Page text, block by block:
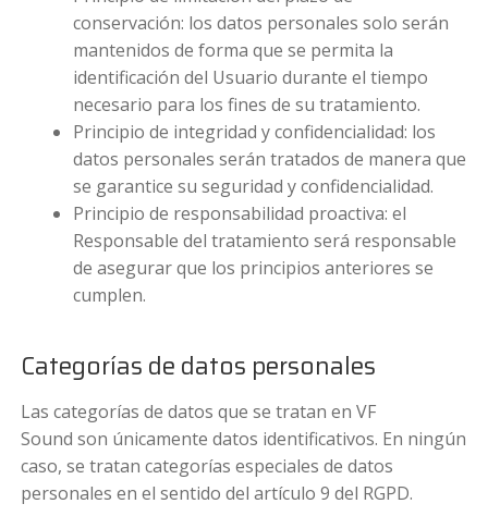
conservación: los datos personales solo serán
mantenidos de forma que se permita la
identificación del Usuario durante el tiempo
necesario para los fines de su tratamiento.
Principio de integridad y confidencialidad: los
datos personales serán tratados de manera que
se garantice su seguridad y confidencialidad.
Principio de responsabilidad proactiva: el
Responsable del tratamiento será responsable
de asegurar que los principios anteriores se
cumplen.
Categorías de datos personales
Las categorías de datos que se tratan en VF
Sound son únicamente datos identificativos. En ningún
caso, se tratan categorías especiales de datos
personales en el sentido del artículo 9 del RGPD.